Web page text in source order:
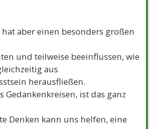
hat aber einen besonders großen
und teilweise beeinflussen, wie
aus
herausfließen.
Gedankenkreisen, ist das ganz
Denken kann uns helfen, eine